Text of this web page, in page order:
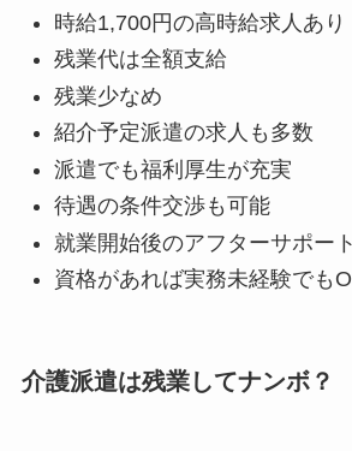
時給1,700円の高時給求人あり
残業代は全額支給
残業少なめ
紹介予定派遣の求人も多数
派遣でも福利厚生が充実
待遇の条件交渉も可能
就業開始後のアフターサポー
資格があれば実務未経験でも
介護派遣は残業してナンボ？